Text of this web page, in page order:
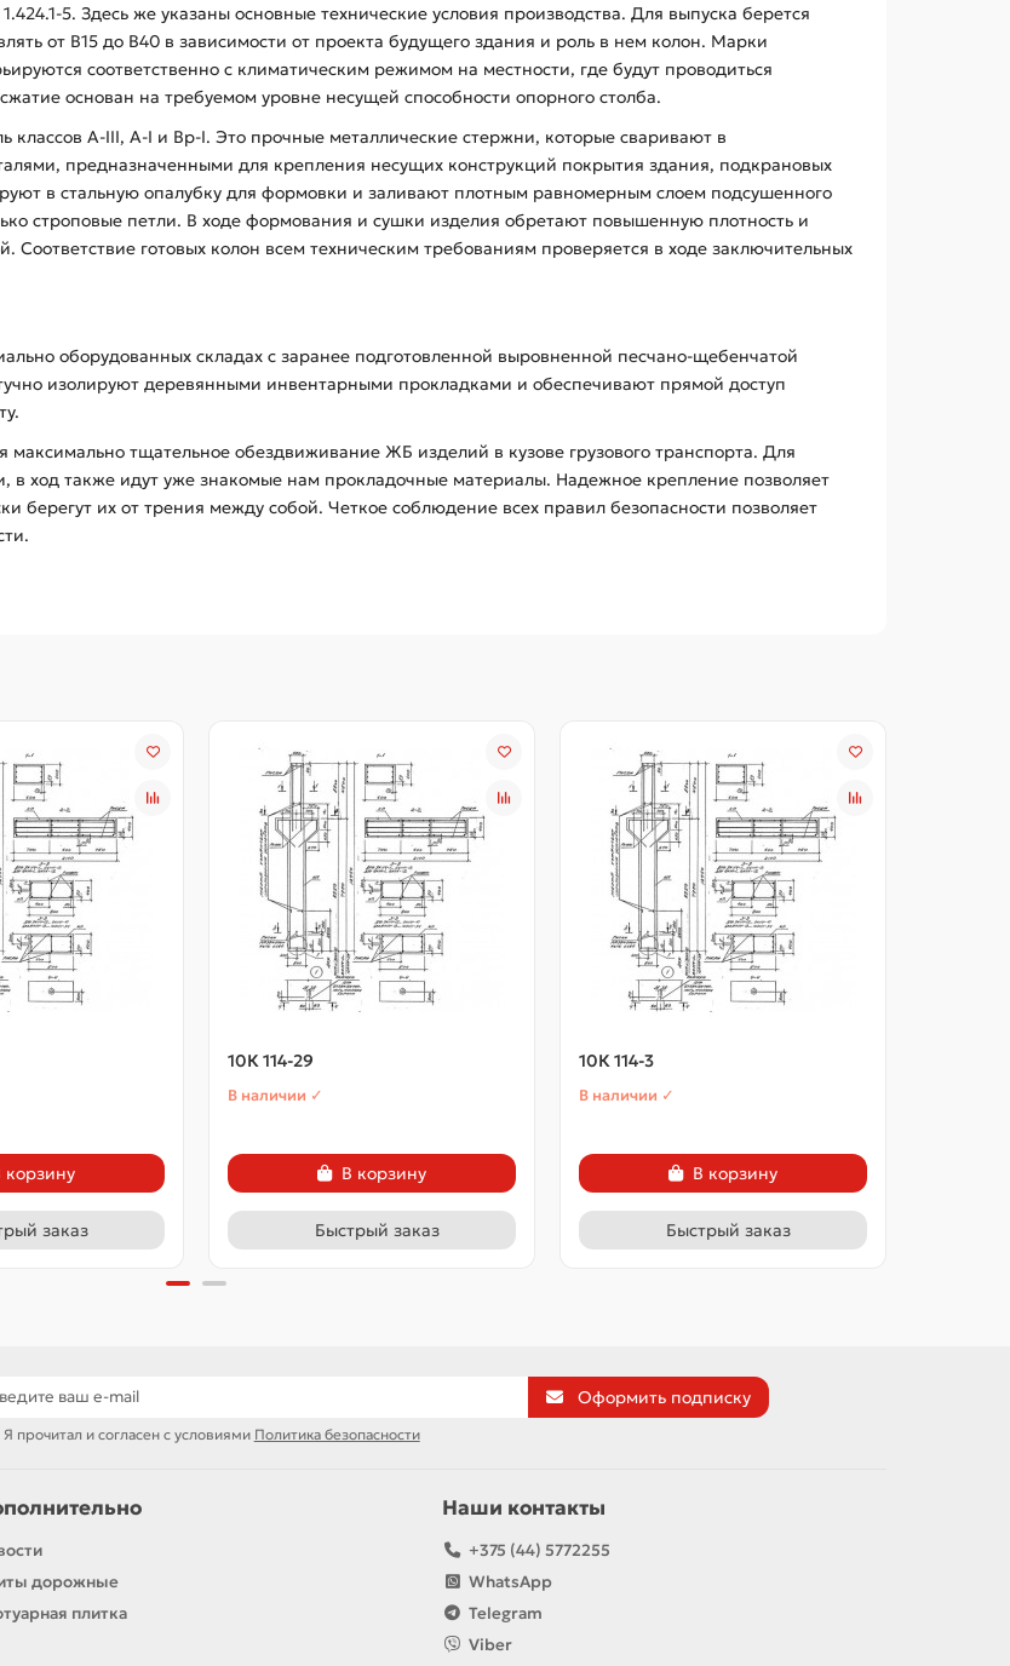
5. Здесь же указаны основные технические условия производства. Для выпуска берется
от В15 до В40 в зависимости от проекта будущего здания и роль в нем колон. Марки
соответственно с климатическим режимом на местности, где будут проводиться
основан на требуемом уровне несущей способности опорного столба.
А-ІІІ, А-І и Вр-І. Это прочные металлические стержни, которые сваривают в
предназначенными для крепления несущих конструкций покрытия здания, подкрановых
в стальную опалубку для формовки и заливают плотным равномерным слоем подсушенного
строповые петли. В ходе формования и сушки изделия обретают повышенную плотность и
Соответствие готовых колон всем техническим требованиям проверяется в ходе заключительных
оборудованных складах с заранее подготовленной выровненной песчано-щебенчатой
изолируют деревянными инвентарными прокладками и обеспечивают прямой доступ
максимально тщательное обездвиживание ЖБ изделий в кузове грузового транспорта. Для
в ход также идут уже знакомые нам прокладочные материалы. Надежное крепление позволяет
берегут их от трения между собой. Четкое соблюдение всех правил безопасности позволяет
корзину
заказ
10К 114-29
В наличии ✓
В корзину
Быстрый заказ
10К 114-3
В наличии ✓
В корзину
Быстрый заказ
Оформить подписку
Я прочитал и согласен с условиями Политика безопасности
дорожные
плитка
Наши контакты
+375 (44) 5772255
WhatsApp
Telegram
Viber